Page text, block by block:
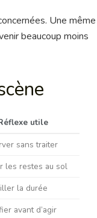
Une même
beaucoup moins
utile
sans traiter
les restes au sol
la durée
avant d’agir